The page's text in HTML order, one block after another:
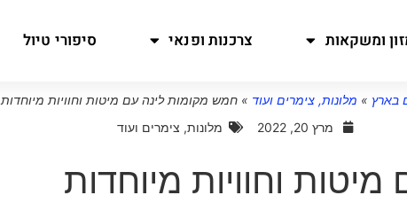
ומשקאות צרכנות ופנאי סיפורי טיול
בארץ » מלונות, צימרים ועוד »חמש מקומות לינה עם מיטות וחוויות מיוחדות
מרץ 20, 2022
מלונות, צימרים ועוד
וחוויות מיוחדות